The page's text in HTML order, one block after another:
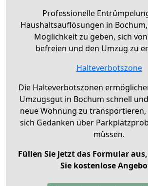
Professionelle
Haushaltsauflösungen in
Möglichkeit zu geben, sich
befreien und den Umzug zu
Halteverbotszone
Die Halteverbotszonen
Umzugsgut in Bochum schnell
neue Wohnung zu transportieren,
sich Gedanken über
müssen.
Füllen Sie jetzt das Formular
Sie kostenlose